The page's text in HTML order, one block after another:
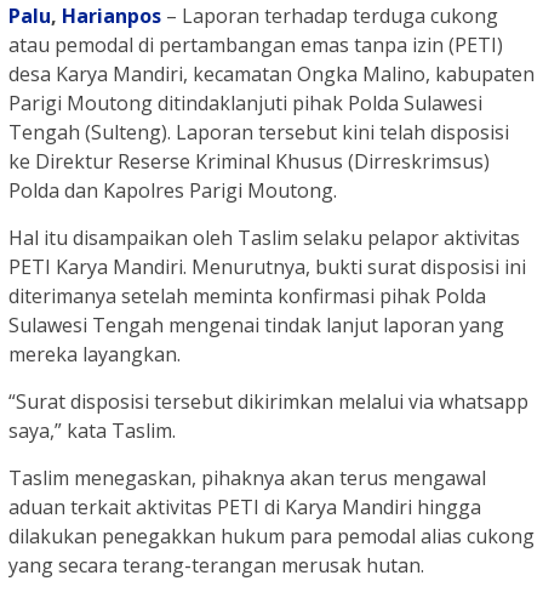
Palu, Harianpos – Laporan terhadap terduga cukong
atau pemodal di pertambangan emas tanpa izin (PETI)
desa Karya Mandiri, kecamatan Ongka Malino, kabupaten
Parigi Moutong ditindaklanjuti pihak Polda Sulawesi
Tengah (Sulteng). Laporan tersebut kini telah disposisi
ke Direktur Reserse Kriminal Khusus (Dirreskrimsus)
Polda dan Kapolres Parigi Moutong.
Hal itu disampaikan oleh Taslim selaku pelapor aktivitas
PETI Karya Mandiri. Menurutnya, bukti surat disposisi ini
diterimanya setelah meminta konfirmasi pihak Polda
Sulawesi Tengah mengenai tindak lanjut laporan yang
mereka layangkan.
“Surat disposisi tersebut dikirimkan melalui via whatsapp
saya,” kata Taslim.
Taslim menegaskan, pihaknya akan terus mengawal
aduan terkait aktivitas PETI di Karya Mandiri hingga
dilakukan penegakkan hukum para pemodal alias cukong
yang secara terang-terangan merusak hutan.